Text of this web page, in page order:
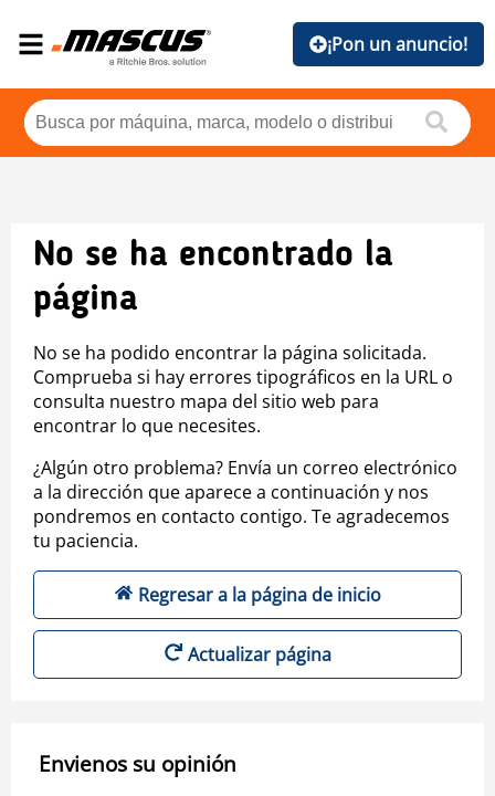
¡Pon un anuncio!
No se ha encontrado la
página
No se ha podido encontrar la página solicitada.
Comprueba si hay errores tipográficos en la URL o
consulta nuestro mapa del sitio web para
encontrar lo que necesites.
¿Algún otro problema? Envía un correo electrónico
a la dirección que aparece a continuación y nos
pondremos en contacto contigo. Te agradecemos
tu paciencia.
Regresar a la página de inicio
Actualizar página
Envienos su opinión